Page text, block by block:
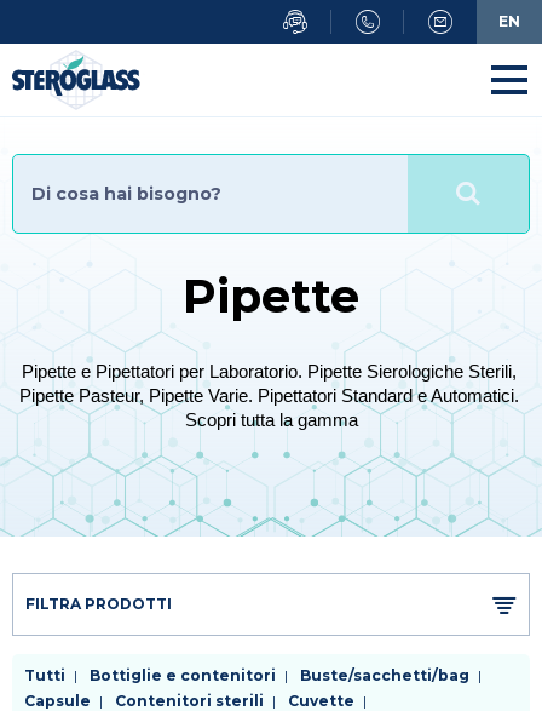
al
contenuto
principale
Pipette
Pipette e Pipettatori per Laboratorio. Pipette Sierologiche Sterili,
Pipette Pasteur, Pipette Varie. Pipettatori Standard e Automatici.
Scopri tutta la gamma
FILTRA PRODOTTI
Tutti Bottiglie e contenitori
Buste/sacchetti/bag
Capsule
Contenitori sterili
Cuvette
EN